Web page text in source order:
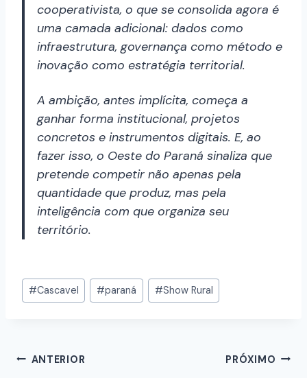
cooperativista, o que se consolida agora é
uma camada adicional: dados como
infraestrutura, governança como método e
inovação como estratégia territorial.
A ambição, antes implícita, começa a
ganhar forma institucional, projetos
concretos e instrumentos digitais. E, ao
fazer isso, o Oeste do Paraná sinaliza que
pretende competir não apenas pela
quantidade que produz, mas pela
inteligência com que organiza seu
território.
#Cascavel #paraná #Show Rural
ANTERIOR PRÓXIMO